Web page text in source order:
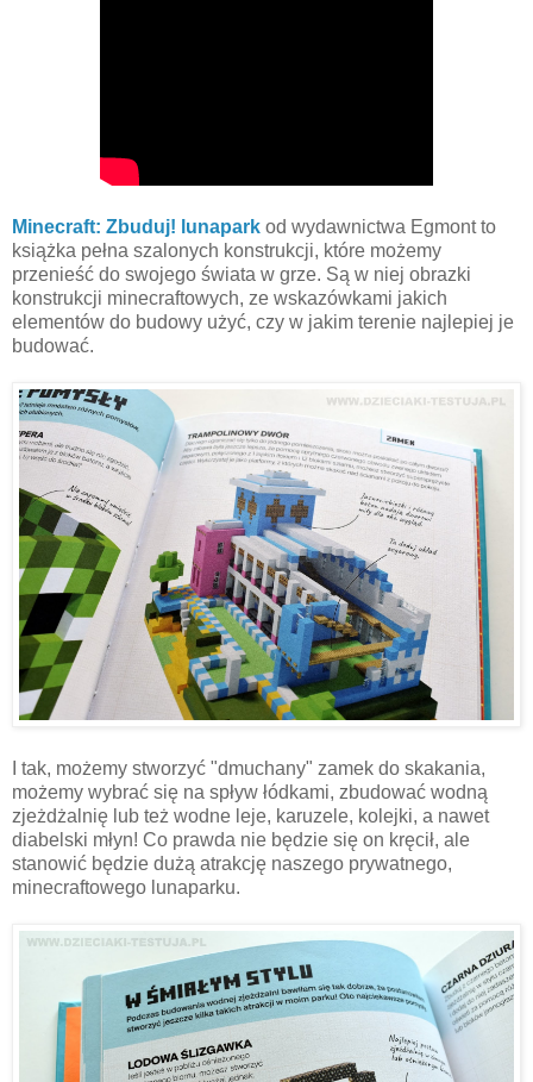
Minecraft: Zbuduj! lunapark od wydawnictwa Egmont to
książka pełna szalonych konstrukcji, które możemy
przenieść do swojego świata w grze. Są w niej obrazki
konstrukcji minecraftowych, ze wskazówkami jakich
elementów do budowy użyć, czy w jakim terenie najlepiej je
budować.
I tak, możemy stworzyć "dmuchany" zamek do skakania,
możemy wybrać się na spływ łódkami, zbudować wodną
zjeżdżalnię lub też wodne leje, karuzele, kolejki, a nawet
diabelski młyn! Co prawda nie będzie się on kręcił, ale
stanowić będzie dużą atrakcję naszego prywatnego,
minecraftowego lunaparku.